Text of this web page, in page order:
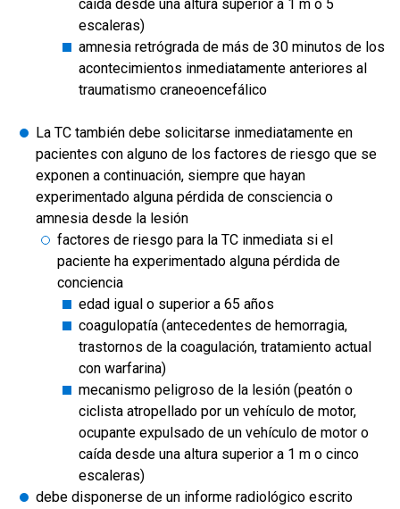
caída desde una altura superior a 1 m o 5
escaleras)
amnesia retrógrada de más de 30 minutos de los
acontecimientos inmediatamente anteriores al
traumatismo craneoencefálico
La TC también debe solicitarse inmediatamente en
pacientes con alguno de los factores de riesgo que se
exponen a continuación, siempre que hayan
experimentado alguna pérdida de consciencia o
amnesia desde la lesión
factores de riesgo para la TC inmediata si el
paciente ha experimentado alguna pérdida de
conciencia
edad igual o superior a 65 años
coagulopatía (antecedentes de hemorragia,
trastornos de la coagulación, tratamiento actual
con warfarina)
mecanismo peligroso de la lesión (peatón o
ciclista atropellado por un vehículo de motor,
ocupante expulsado de un vehículo de motor o
caída desde una altura superior a 1 m o cinco
escaleras)
debe disponerse de un informe radiológico escrito